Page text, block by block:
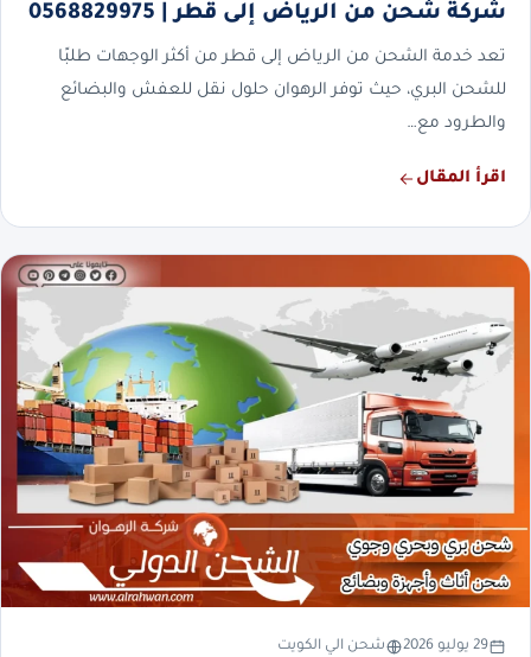
شركة شحن من الرياض إلى قطر | 0568829975
تعد خدمة الشحن من الرياض إلى قطر من أكثر الوجهات طلبًا
للشحن البري، حيث توفر الرهوان حلول نقل للعفش والبضائع
والطرود مع…
اقرأ المقال
29 يوليو 2026 شحن الي الكويت